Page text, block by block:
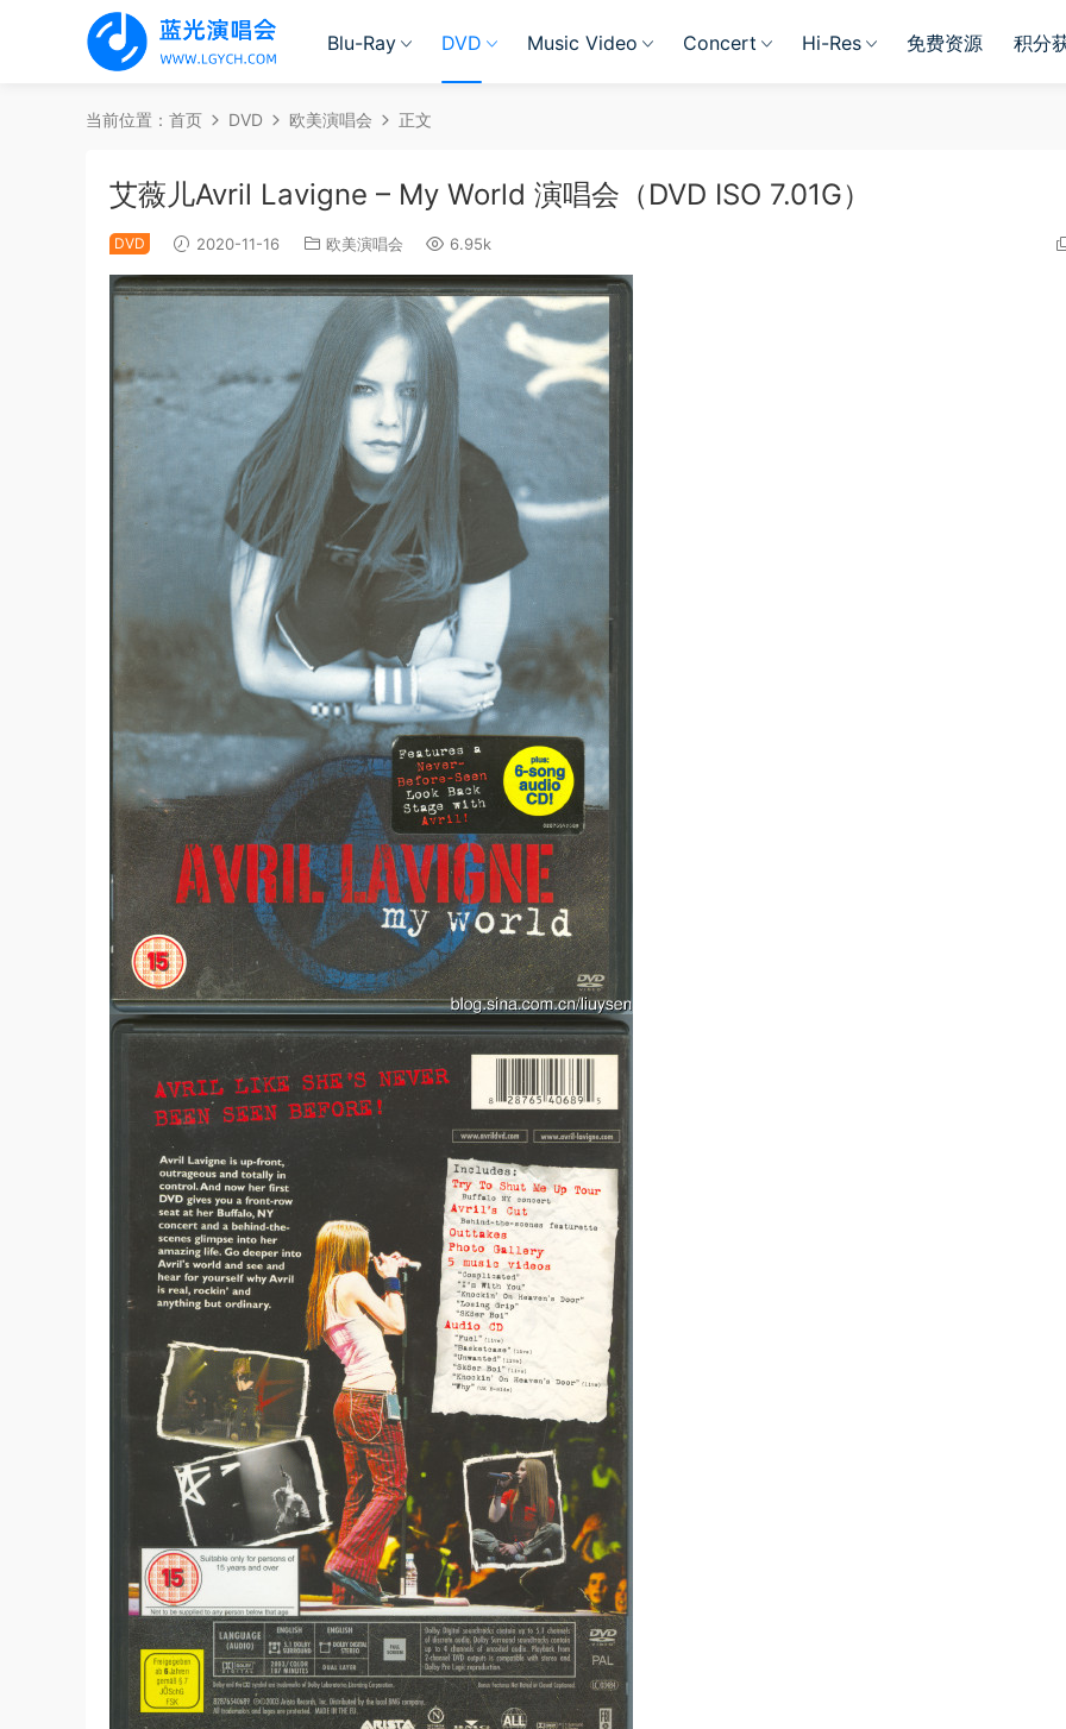
Blu-Ray DVD Music Video Concert Hi-Res 免费资源 积分
当前位置： 首页 DVD 欧美演唱会 正文
艾薇儿Avril Lavigne – My World 演唱会（DVD ISO 7.01G）
DVD 2020-11-16 欧美演唱会 6.95k